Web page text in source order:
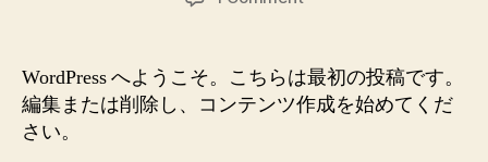
ぱ
WordPress へようこそ。こちらは最初の投稿です。
編集または削除し、コンテンツ作成を始めてくだ
さい。